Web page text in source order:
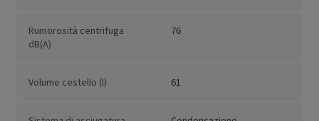
Rumorosità centrifuga
dB(A)
76
Volume cestello (l) 61